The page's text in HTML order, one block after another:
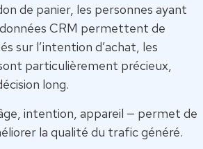
de panier, les personnes ayant
CRM permettent de
sur l’intention d’achat, les
particulièrement précieux,
long.
intention, appareil — permet de
la qualité du trafic généré.